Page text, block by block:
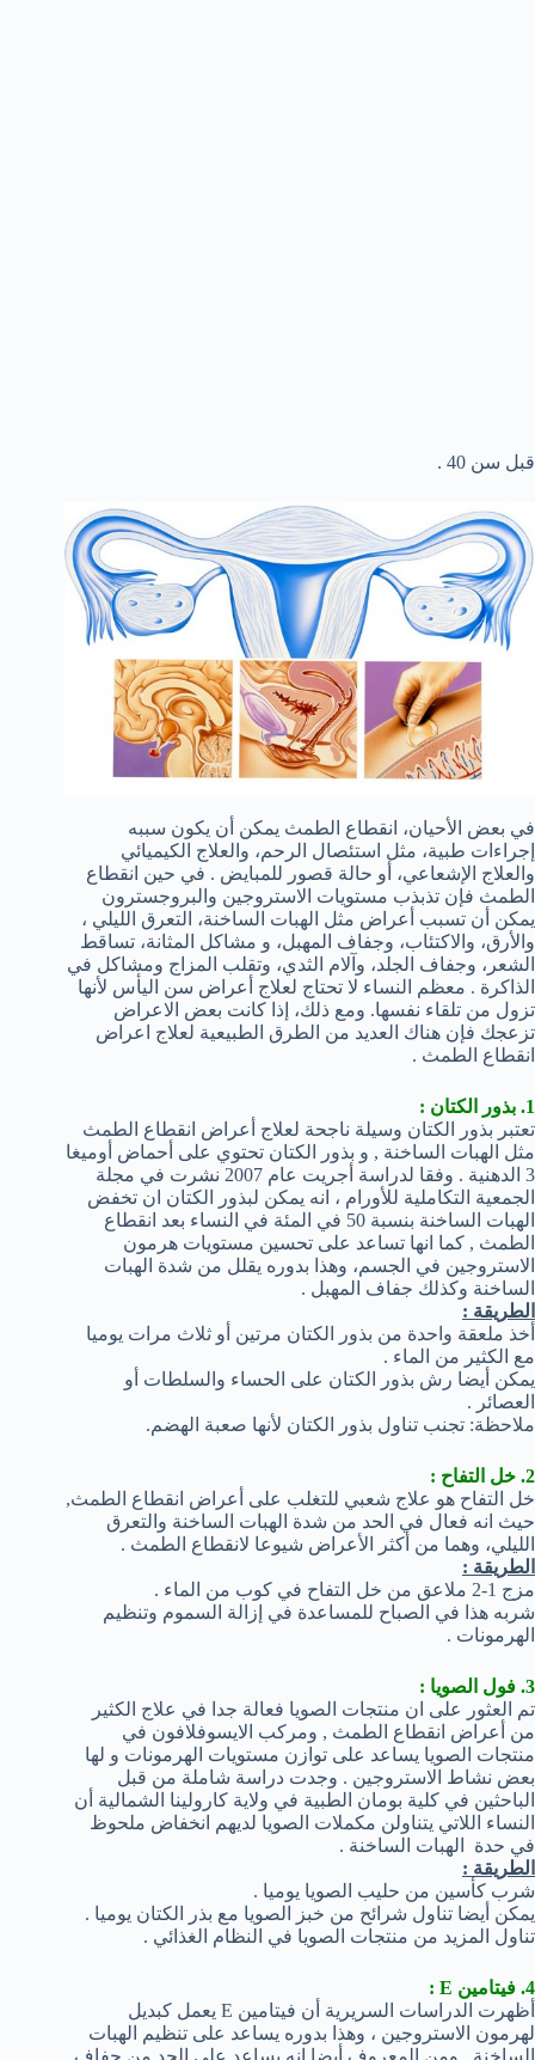
قبل سن 40 .
في بعض الأحيان، انقطاع الطمث يمكن أن يكون سببه
إجراءات طبية، مثل استئصال الرحم، والعلاج الكيميائي
والعلاج الإشعاعي، أو حالة قصور للمبايض . في حين انقطاع
الطمث فإن تذبذب مستويات الاستروجين والبروجسترون
يمكن أن تسبب أعراض مثل الهبات الساخنة، التعرق الليلي ،
والأرق، والاكتئاب، وجفاف المهبل، و مشاكل المثانة، تساقط
الشعر، وجفاف الجلد، وآلام الثدي، وتقلب المزاج ومشاكل في
الذاكرة . معظم النساء لا تحتاج لعلاج أعراض سن اليأس لأنها
تزول من تلقاء نفسها. ومع ذلك، إذا كانت بعض الاعراض
تزعجك فإن هناك العديد من الطرق الطبيعية لعلاج اعراض
انقطاع الطمث .
1. بذور الكتان :
تعتبر بذور الكتان وسيلة ناجحة لعلاج أعراض انقطاع الطمث
مثل الهبات الساخنة , و بذور الكتان تحتوي على أحماض أوميغا
3 الدهنية . وفقا لدراسة أجريت عام 2007 نشرت في مجلة
الجمعية التكاملية للأورام ، انه يمكن لبذور الكتان ان تخفض
الهبات الساخنة بنسبة 50 في المئة في النساء بعد انقطاع
الطمث , كما انها تساعد على تحسين مستويات هرمون
الاستروجين في الجسم، وهذا بدوره يقلل من شدة الهبات
الساخنة وكذلك جفاف المهبل .
الطريقة :
أخذ ملعقة واحدة من بذور الكتان مرتين أو ثلاث مرات يوميا
مع الكثير من الماء .
يمكن أيضا رش بذور الكتان على الحساء والسلطات أو
العصائر .
ملاحظة: تجنب تناول بذور الكتان لأنها صعبة الهضم.
2. خل التفاح :
خل التفاح هو علاج شعبي للتغلب على أعراض انقطاع الطمث,
حيث انه فعال في الحد من شدة الهبات الساخنة والتعرق
الليلي، وهما من أكثر الأعراض شيوعا لانقطاع الطمث .
الطريقة :
مزج 1-2 ملاعق من خل التفاح في كوب من الماء .
شربه هذا في الصباح للمساعدة في إزالة السموم وتنظيم
الهرمونات .
3. فول الصويا :
تم العثور على ان منتجات الصويا فعالة جدا في علاج الكثير
من أعراض انقطاع الطمث , ومركب الايسوفلافون في
منتجات الصويا يساعد على توازن مستويات الهرمونات و لها
بعض نشاط الاستروجين . وجدت دراسة شاملة من قبل
الباحثين في كلية بومان الطبية في ولاية كارولينا الشمالية أن
النساء اللاتي يتناولن مكملات الصويا لديهم انخفاض ملحوظ
في حدة الهبات الساخنة .
الطريقة :
شرب كأسين من حليب الصويا يوميا .
يمكن أيضا تناول شرائح من خبز الصويا مع بذر الكتان يوميا .
تناول المزيد من منتجات الصويا في النظام الغذائي .
4. فيتامين E :
أظهرت الدراسات السريرية أن فيتامين E يعمل كبديل
لهرمون الاستروجين ، وهذا بدوره يساعد على تنظيم الهبات